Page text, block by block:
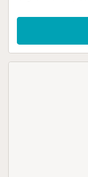
cafetière électrique).
latérale sur la mer.